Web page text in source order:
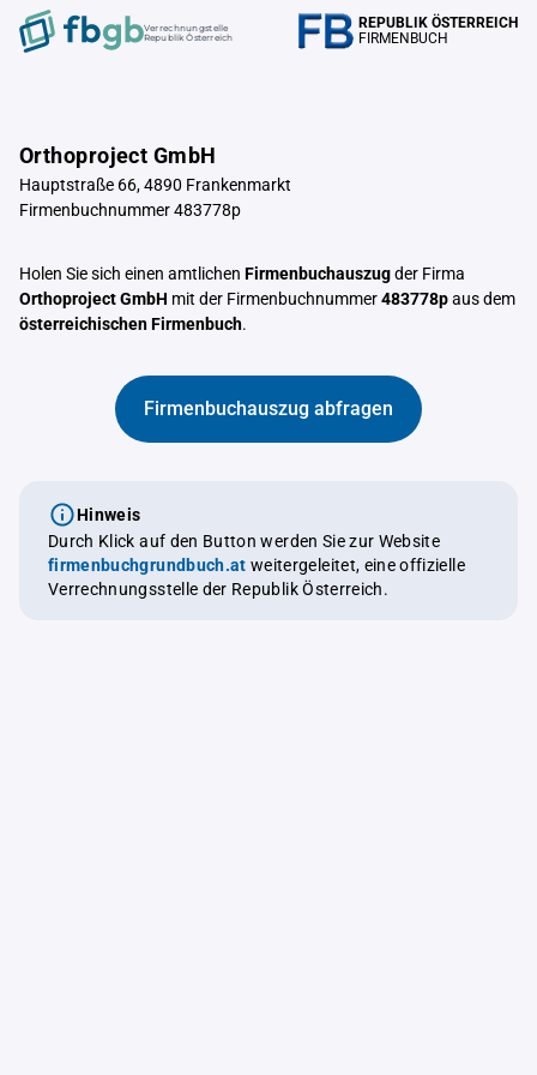
Verrechnungstelle
Republik Österreich
REPUBLIK ÖSTERREICH
FIRMENBUCH
Orthoproject GmbH
Hauptstraße 66, 4890 Frankenmarkt
Firmenbuchnummer 483778p
Holen Sie sich einen amtlichen Firmenbuchauszugder Firma
Orthoproject GmbH mit der Firmenbuchnummer483778paus dem
österreichischen Firmenbuch.
Firmenbuchauszug abfragen
Hinweis
Durch Klick auf den Button werden Sie zur Website
firmenbuchgrundbuch.at weitergeleitet, eine offizielle
Verrechnungsstelle der Republik Österreich.